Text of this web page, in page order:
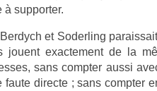
à sup­port­er.
et Soderl­ing
jouent ex­ac­te­ment de la
sans com­pt­er aussi
di­rec­te ; sans com­pt­er